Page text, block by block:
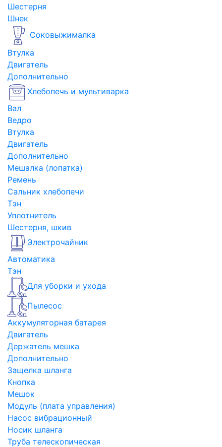
Шестерня
Шнек
Соковыжималка
Втулка
Двигатель
Дополнительно
Хлебопечь и мультиварка
Вал
Ведро
Втулка
Двигатель
Дополнительно
Мешалка (лопатка)
Ремень
Сальник хлебопечи
Тэн
Уплотнитель
Шестерня, шкив
Электрочайник
Автоматика
Тэн
Для уборки и ухода
Пылесос
Аккумуляторная батарея
Двигатель
Держатель мешка
Дополнительно
Защелка шланга
Кнопка
Мешок
Модуль (плата управления)
Насос вибрационный
Носик шланга
Труба телескопическая